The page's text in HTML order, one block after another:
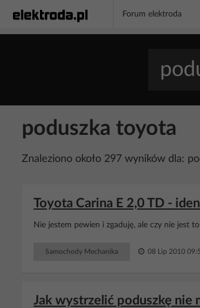
Forum elektroda
poduszka toyota
Znaleziono około 297 wyników dla:
Toyota Carina E 2,0 TD -
Nie jestem pewien i zgaduję, ale czy nie jest
Samochody Mechanika 08 Lip 2010
Jak wystrzelić poduszkę nie